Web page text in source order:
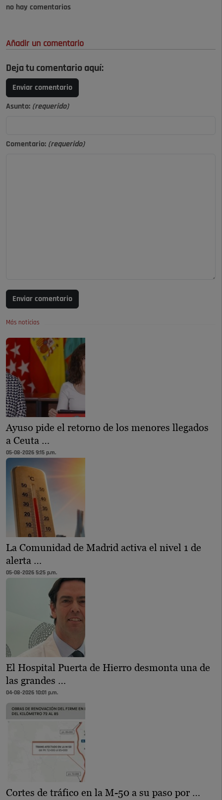
no hay comentarios
Añadir un comentario
Deja tu comentario aquí:
Enviar comentario
Asunto: (requerido)
Comentario: (requerido)
Enviar comentario
Más noticias
Ayuso pide el retorno de los menores llegados
a Ceuta …
05-08-2026 9:15 p.m.
La Comunidad de Madrid activa el nivel 1 de
alerta …
05-08-2026 5:25 p.m.
El Hospital Puerta de Hierro desmonta una de
las grandes …
04-08-2026 10:01 p.m.
Cortes de tráfico en la M-50 a su paso por …